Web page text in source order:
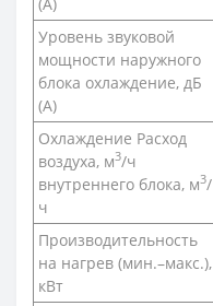
Уровень звуковой
мощности наружного
блока охлаждение, дБ
(А)
Охлаждение Расход
воздуха, м3/ч
внутреннего блока, м3/
ч
Производительность
на нагрев (мин.–макс.),
кВт